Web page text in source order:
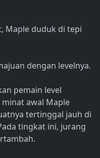
Maple duduk di tepi
dengan levelnya.
pemain level
awal Maple
tertinggal jauh di
tingkat ini, jurang